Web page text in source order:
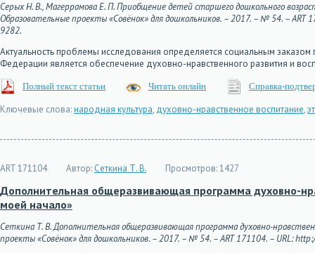
Серых Н. В., Магеррамова Е. П. Приобщение детей старшего дошкольного
Образовательные проекты «Совёнок» для дошкольников. – 2017. – № 54. – ART
9282.
Актуальность проблемы исследования определяется социальным
Федерации является обеспечение духовно-нравственного развития и
Полный текст статьи Читать онлайн Справка-
Ключевые слова:народная культура, духовно-нравственное воспитание,
ART 171104 Автор: Сеткина Т. В. Просмотров:1427
Дополнительная общеразвивающая программа духовно-
моей начало»
Сеткина Т. В. Дополнительная общеразвивающая программа духовно-
проекты «Совёнок» для дошкольников. – 2017. – № 54. – ART 171104. – URL: